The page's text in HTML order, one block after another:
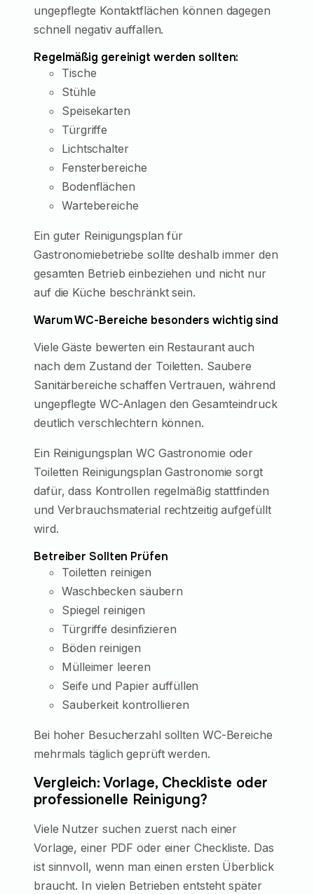
ungepflegte Kontaktflächen können dagegen
schnell negativ auffallen.
Regelmäßig gereinigt werden sollten:
Tische
Stühle
Speisekarten
Türgriffe
Lichtschalter
Fensterbereiche
Bodenflächen
Wartebereiche
Ein guter Reinigungsplan für
Gastronomiebetriebe sollte deshalb immer den
gesamten Betrieb einbeziehen und nicht nur
auf die Küche beschränkt sein.
Warum WC-Bereiche besonders wichtig sind
Viele Gäste bewerten ein Restaurant auch
nach dem Zustand der Toiletten. Saubere
Sanitärbereiche schaffen Vertrauen, während
ungepflegte WC-Anlagen den Gesamteindruck
deutlich verschlechtern können.
Ein Reinigungsplan WC Gastronomie oder
Toiletten Reinigungsplan Gastronomie sorgt
dafür, dass Kontrollen regelmäßig stattfinden
und Verbrauchsmaterial rechtzeitig aufgefüllt
wird.
Betreiber Sollten Prüfen
Toiletten reinigen
Waschbecken säubern
Spiegel reinigen
Türgriffe desinfizieren
Böden reinigen
Mülleimer leeren
Seife und Papier auffüllen
Sauberkeit kontrollieren
Bei hoher Besucherzahl sollten WC-Bereiche
mehrmals täglich geprüft werden.
Vergleich: Vorlage, Checkliste oder
professionelle Reinigung?
Viele Nutzer suchen zuerst nach einer
Vorlage, einer PDF oder einer Checkliste. Das
ist sinnvoll, wenn man einen ersten Überblick
braucht. In vielen Betrieben entsteht später